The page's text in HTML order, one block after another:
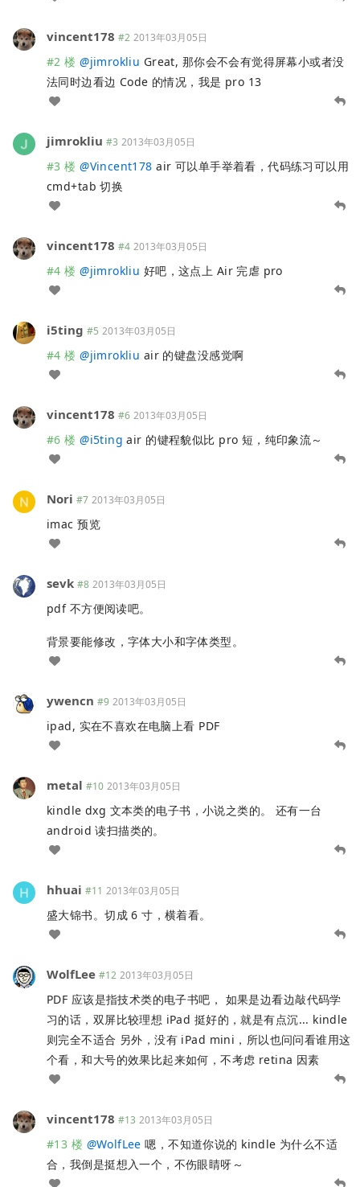
vincent178 #2 2013年03月05日
#2 楼 @jimrokliu Great, 那你会不会有觉得屏幕小或者没
法同时边看边 Code 的情况，我是 pro 13
jimrokliu #3 2013年03月05日
#3 楼 @Vincent178 air 可以单手举着看，代码练习可以用
cmd+tab 切换
vincent178 #4 2013年03月05日
#4 楼 @jimrokliu 好吧，这点上 Air 完虐 pro
i5ting #5 2013年03月05日
#4 楼 @jimrokliu air 的键盘没感觉啊
vincent178 #6 2013年03月05日
#6 楼 @i5ting air 的键程貌似比 pro 短，纯印象流～
Nori #7 2013年03月05日
imac 预览
sevk #8 2013年03月05日
pdf 不方便阅读吧。
背景要能修改，字体大小和字体类型。
ywencn #9 2013年03月05日
ipad, 实在不喜欢在电脑上看 PDF
metal #10 2013年03月05日
kindle dxg 文本类的电子书，小说之类的。 还有一台
android 读扫描类的。
hhuai #11 2013年03月05日
盛大锦书。切成 6 寸，横着看。
WolfLee #12 2013年03月05日
PDF 应该是指技术类的电子书吧， 如果是边看边敲代码学
习的话，双屏比较理想 iPad 挺好的，就是有点沉... kindle
则完全不适合 另外，没有 iPad mini，所以也问问看谁用这
个看，和大号的效果比起来如何，不考虑 retina 因素
vincent178 #13 2013年03月05日
#13 楼 @WolfLee 嗯，不知道你说的 kindle 为什么不适
合，我倒是挺想入一个，不伤眼睛呀～